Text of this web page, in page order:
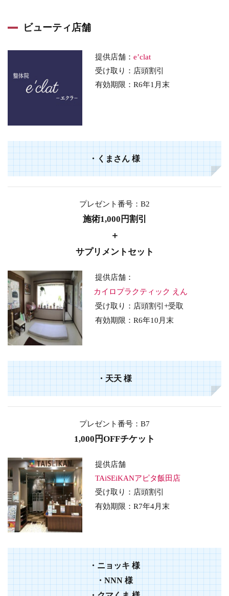
ビューティ店舗
提供店舗：e’clat
受け取り：店頭割引
有効期限：R6年1月末
・くまさん様
プレゼント番号：B2
施術1,000円割引
＋
サプリメントセット
提供店舗：
カイロプラクティック えん
受け取り：店頭割引+受取
有効期限：R6年10月末
・天天様
プレゼント番号：B7
1,000円OFFチケット
提供店舗
TAiSEiKANアピタ飯田店
受け取り：店頭割引
有効期限：R7年4月末
・ニョッキ様
・NNN様